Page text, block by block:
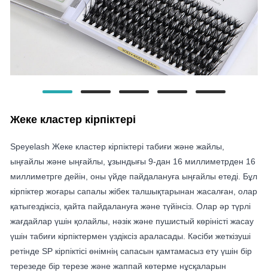
Жеке кластер кірпіктері
Speyelash Жеке кластер кірпіктері табиғи және жайлы,
ыңғайлы және ыңғайлы, ұзындығы 9-дан 16 миллиметрден 16
миллиметрге дейін, оны үйде пайдалануға ыңғайлы етеді. Бұл
кірпіктер жоғары сапалы жібек талшықтарынан жасалған, олар
қатыгездіксіз, қайта пайдалануға және түйінсіз. Олар әр түрлі
жағдайлар үшін қолайлы, нәзік және пушистый көріністі жасау
үшін табиғи кірпіктермен үздіксіз араласады. Кәсіби жеткізуші
ретінде SP кірпіктісі өнімнің сапасын қамтамасыз ету үшін бір
терезеде бір терезе және жаппай көтерме нұсқаларын